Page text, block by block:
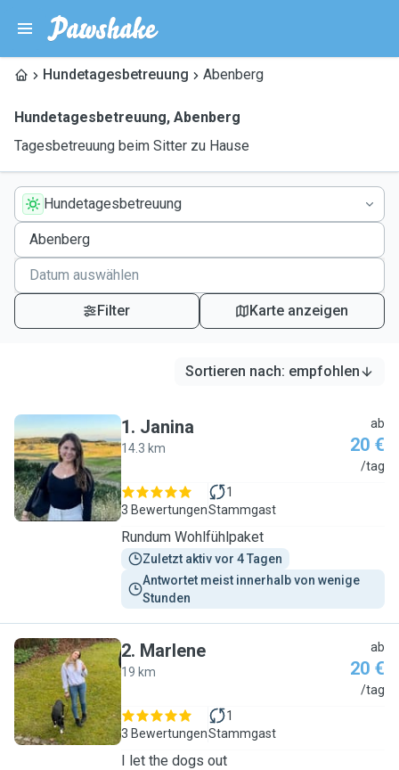
Hundetagesbetreuung Abenberg
Hundetagesbetreuung, Abenberg
Tagesbetreuung beim Sitter zu Hause
Hundetagesbetreuung
Filter Karte anzeigen
Sortieren nach: empfohlen
J
1. Janina
14.3 km
ab
20 €
/tag
3 Bewertungen
1
Stammgast
Rundum Wohlfühlpaket
Zuletzt aktiv vor 4 Tagen
Antwortet meist innerhalb von wenige
Stunden
M
2. Marlene
19 km
ab
20 €
/tag
3 Bewertungen
1
Stammgast
I let the dogs out